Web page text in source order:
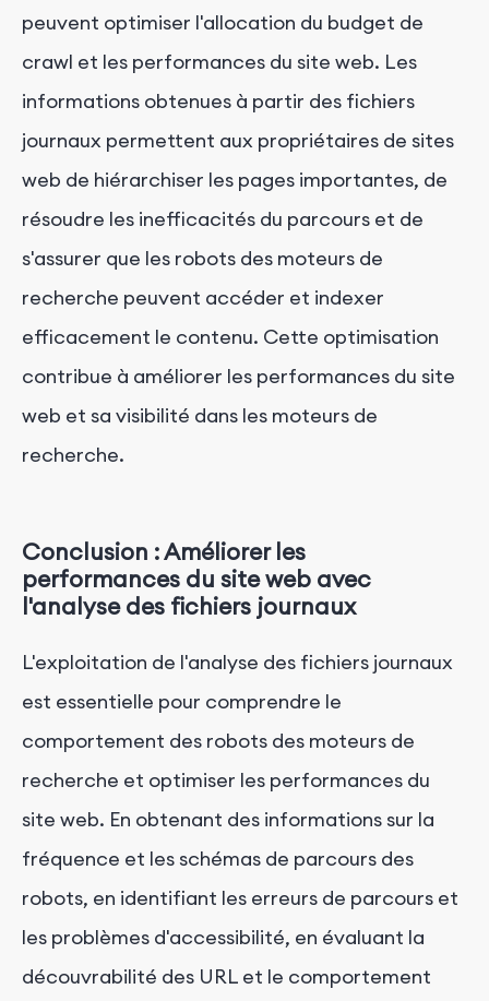
peuvent optimiser l'allocation du budget de
crawl et les performances du site web. Les
informations obtenues à partir des fichiers
journaux permettent aux propriétaires de sites
web de hiérarchiser les pages importantes, de
résoudre les inefficacités du parcours et de
s'assurer que les robots des moteurs de
recherche peuvent accéder et indexer
efficacement le contenu. Cette optimisation
contribue à améliorer les performances du site
web et sa visibilité dans les moteurs de
recherche.
Conclusion : Améliorer les
performances du site web avec
l'analyse des fichiers journaux
L'exploitation de l'analyse des fichiers journaux
est essentielle pour comprendre le
comportement des robots des moteurs de
recherche et optimiser les performances du
site web. En obtenant des informations sur la
fréquence et les schémas de parcours des
robots, en identifiant les erreurs de parcours et
les problèmes d'accessibilité, en évaluant la
découvrabilité des URL et le comportement